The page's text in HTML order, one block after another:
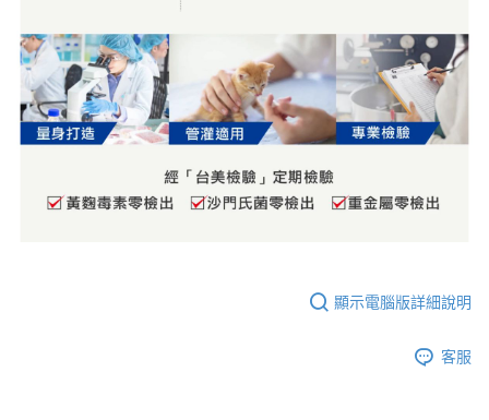
顯示電腦版詳細說明
客服